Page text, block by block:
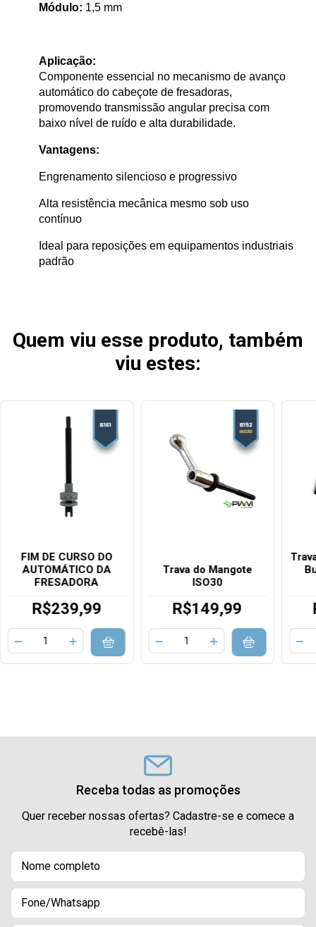
Módulo: 1,5 mm
Aplicação:
Componente essencial no mecanismo de avanço
automático do cabeçote de fresadoras,
promovendo transmissão angular precisa com
baixo nível de ruído e alta durabilidade.
Vantagens:
Engrenamento silencioso e progressivo
Alta resistência mecânica mesmo sob uso
contínuo
Ideal para reposições em equipamentos industriais
padrão
Quem viu esse produto, também
viu estes:
FIM DE CURSO DO
AUTOMÁTICO DA
FRESADORA
R$239,99
Trava do Mangote
ISO30
R$149,99
Receba todas as promoções
Quer receber nossas ofertas? Cadastre-se e comece a
recebê-las!